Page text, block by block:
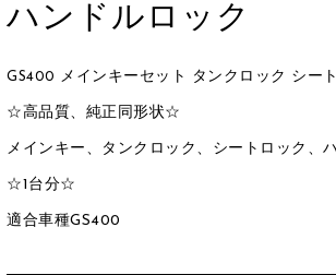
ハンドルロック
GS400 メインキーセット タンクロック シー
☆高品質、純正同形状☆
メインキー、タンクロック、シートロック、
☆1台分☆
適合車種GS400